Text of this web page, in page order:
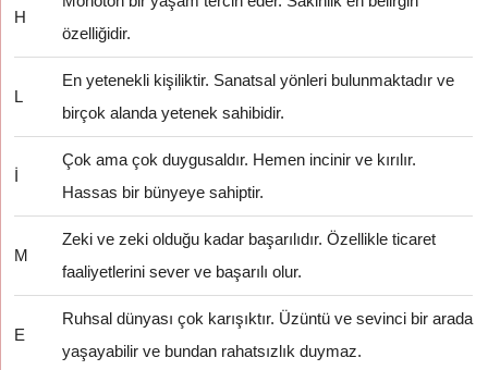
H
özelliğidir.
L
En yetenekli kişiliktir. Sanatsal yönleri bulunmaktadır ve
birçok alanda yetenek sahibidir.
İ
Çok ama çok duygusaldır. Hemen incinir ve kırılır.
Hassas bir bünyeye sahiptir.
M
Zeki ve zeki olduğu kadar başarılıdır. Özellikle ticaret
faaliyetlerini sever ve başarılı olur.
E
Ruhsal dünyası çok karışıktır. Üzüntü ve sevinci bir arada
yaşayabilir ve bundan rahatsızlık duymaz.